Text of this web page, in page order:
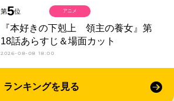
第5位
『本好きの下剋上 領主の養女』第
18話あらすじ＆場面カット
2026-08-08 18:00
アニメ
ランキングを見る